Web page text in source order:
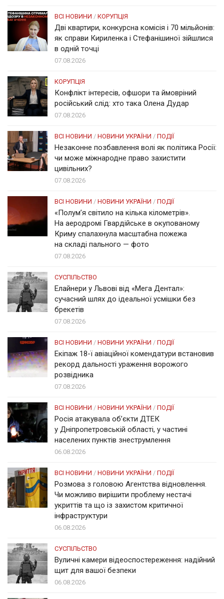
ВСІ НОВИНИ / КОРУПЦІЯ
Дві квартири, конкурсна комісія і 70 мільйонів:
як справи Кириленка і Стефанішиної зійшлися
в одній точці
07.08.2026
КОРУПЦІЯ
Конфлікт інтересів, офшори та ймовріний
російський слід: хто така Олена Дудар
07.08.2026
ВСІ НОВИНИ / НОВИНИ УКРАЇНИ / ПОДІЇ
Незаконне позбавлення волі як політика Росії:
чи може міжнародне право захистити
цивільних?
07.08.2026
ВСІ НОВИНИ / НОВИНИ УКРАЇНИ / ПОДІЇ
«Полум’я світило на кілька кілометрів».
На аеродромі Гвардійське в окупованому
Криму спалахнула масштабна пожежа
на складі пального — фото
07.08.2026
СУСПІЛЬСТВО
Елайнери у Львові від «Мега Дентал»:
сучасний шлях до ідеальної усмішки без
брекетів
07.08.2026
ВСІ НОВИНИ / НОВИНИ УКРАЇНИ / ПОДІЇ
Екіпаж 18-ї авіаційної комендатури встановив
рекорд дальності ураження ворожого
розвідника
07.08.2026
ВСІ НОВИНИ / НОВИНИ УКРАЇНИ / ПОДІЇ
Росія атакувала об’єкти ДТЕК
у Дніпропетровській області, у частині
населених пунктів знеструмлення
06.08.2026
ВСІ НОВИНИ / НОВИНИ УКРАЇНИ / ПОДІЇ
Розмова з головою Агентства відновлення.
Чи можливо вирішити проблему нестачі
укриттів та що із захистом критичної
інфраструктури
06.08.2026
СУСПІЛЬСТВО
Вуличні камери відеоспостереження: надійний
щит для вашої безпеки
06.08.2026